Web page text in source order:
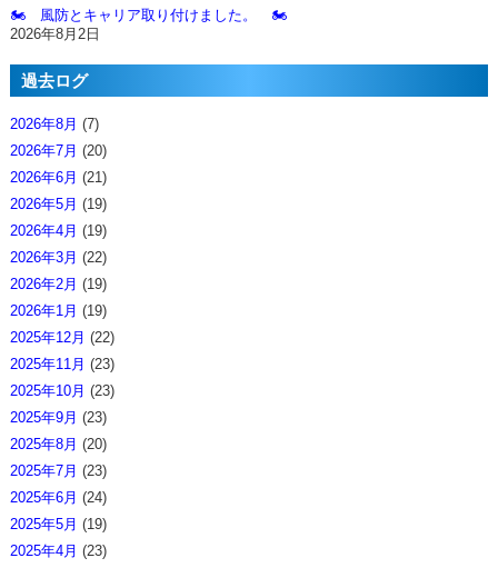
🏍️ 風防とキャリア取り付けました。 🏍️
2026年8月2日
過去ログ
2026年8月 (7)
2026年7月 (20)
2026年6月 (21)
2026年5月 (19)
2026年4月 (19)
2026年3月 (22)
2026年2月 (19)
2026年1月 (19)
2025年12月 (22)
2025年11月 (23)
2025年10月 (23)
2025年9月 (23)
2025年8月 (20)
2025年7月 (23)
2025年6月 (24)
2025年5月 (19)
2025年4月 (23)